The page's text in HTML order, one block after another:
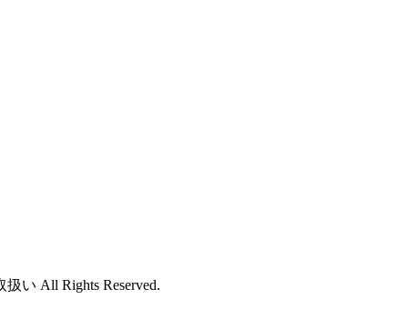
い All Rights Reserved.